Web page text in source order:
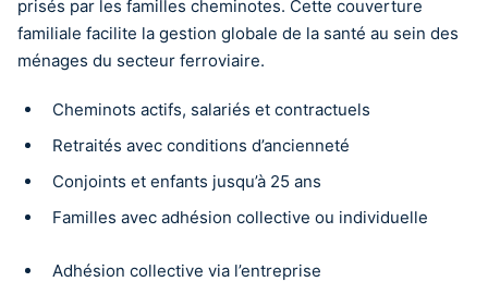
prisés par les familles cheminotes. Cette couverture
familiale facilite la gestion globale de la santé au sein des
ménages du secteur ferroviaire.
Cheminots actifs, salariés et contractuels
Retraités avec conditions d’ancienneté
Conjoints et enfants jusqu’à 25 ans
Familles avec adhésion collective ou individuelle
Adhésion collective via l’entreprise